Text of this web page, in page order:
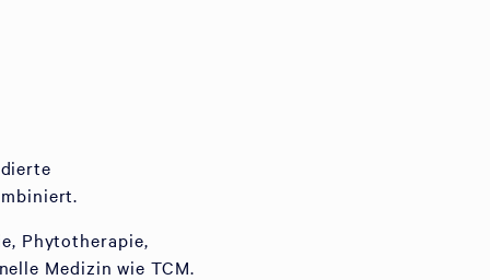
Phytotherapie,
Medizin wie TCM.